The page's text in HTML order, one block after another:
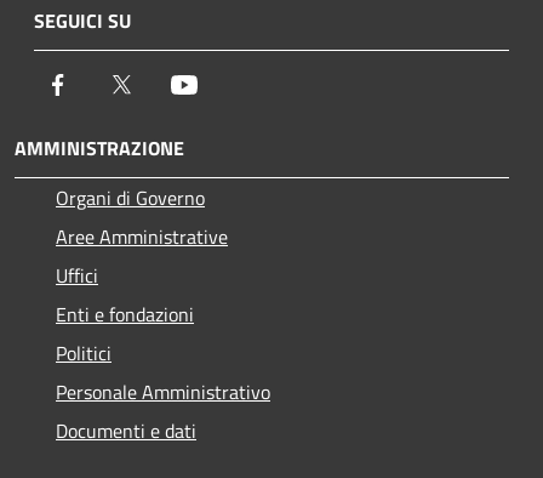
SEGUICI SU
Facebook Twitter
AMMINISTRAZIONE
Organi di Governo
Aree Amministrative
Uffici
Enti e fondazioni
Politici
Personale Amministrativo
Documenti e dati